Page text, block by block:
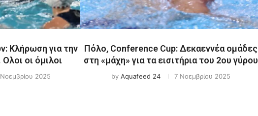
Κλήρωση για την
οι όμιλοι
2025
Πόλο, Conference Cup: Δεκαεννέα ομάδες
στη «μάχη» για τα εισιτήρια του 2ου γύρου
by Aquafeed 24 7 Νοεμβρίου 2025